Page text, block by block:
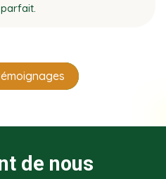
de nous